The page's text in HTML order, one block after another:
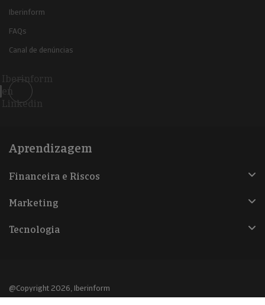
Iberinform
FAQs
Canal de denúncias
Iberinform
en
Linkedin
Aprendizagem
Financeira e Riscos
Marketing
Tecnologia
@Copyright 2026, Iberinform